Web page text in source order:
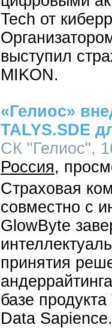
Tech от
выступил
MIKON.
«Гелиос»
TALYS.SDE
СК "Гелиос",
Россия
Страховая
совместно с
GlowByte
принятия
базе
Data Sapience.